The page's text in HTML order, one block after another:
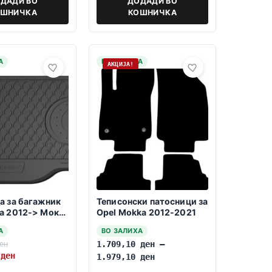
КОШНИЧКА
за багажник
2012-> Мока
2022
ден
НА ЗАЛИХА
АКЦИЈА!
Теписонски патосници за
Opel Mokka 2012-2021
ВО ЗАЛИХА
1.709,10 ден –
1.979,10 ден